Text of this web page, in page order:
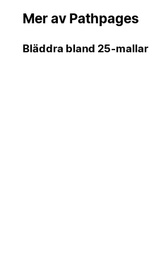
Mer av Pathpages
Bläddra bland 25-mallar